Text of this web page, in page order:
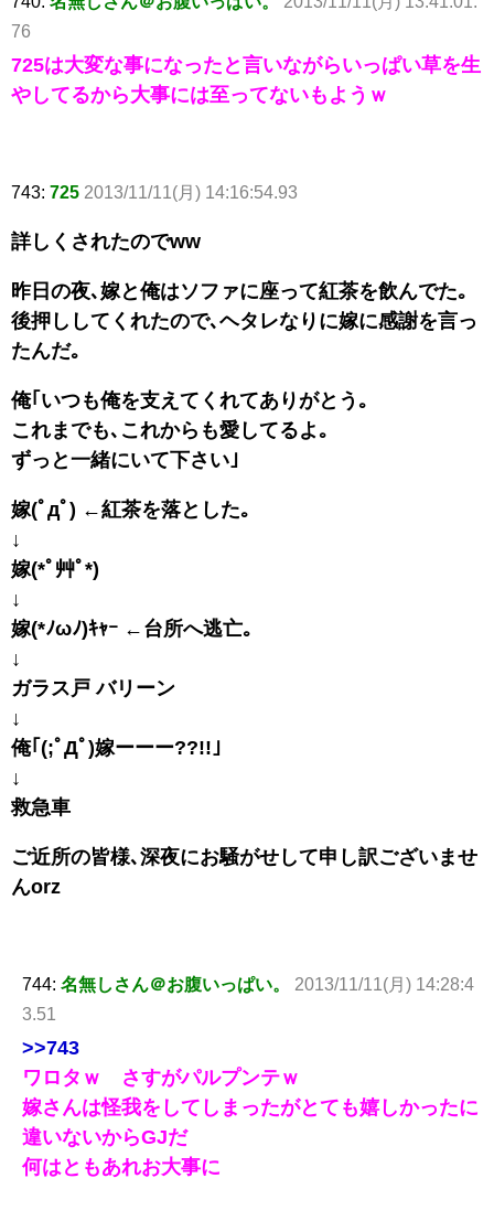
76
725は大変な事になったと言いながらいっぱい草を生
やしてるから大事には至ってないもようｗ
743: 725 2013/11/11(月) 14:16:54.93
詳しくされたのでww
昨日の夜､嫁と俺はソファに座って紅茶を飲んでた｡
後押ししてくれたので､ヘタレなりに嫁に感謝を言っ
たんだ｡
俺｢いつも俺を支えてくれてありがとう｡
これまでも､これからも愛してるよ｡
ずっと一緒にいて下さい｣
嫁(ﾟдﾟ) ←紅茶を落とした｡
↓
嫁(*ﾟ艸ﾟ*)
↓
嫁(*ﾉωﾉ)ｷｬｰ ←台所へ逃亡｡
↓
ガラス戸 バリーン
↓
俺｢(;ﾟДﾟ)嫁ーーー??!!｣
↓
救急車
ご近所の皆様､深夜にお騒がせして申し訳ございませ
んorz
744: 名無しさん＠お腹いっぱい。
2013/11/11(月) 14:28:4
3.51
>>743
ワロタｗ さすがパルプンテｗ
嫁さんは怪我をしてしまったがとても嬉しかったに
違いないからGJだ
何はともあれお大事に